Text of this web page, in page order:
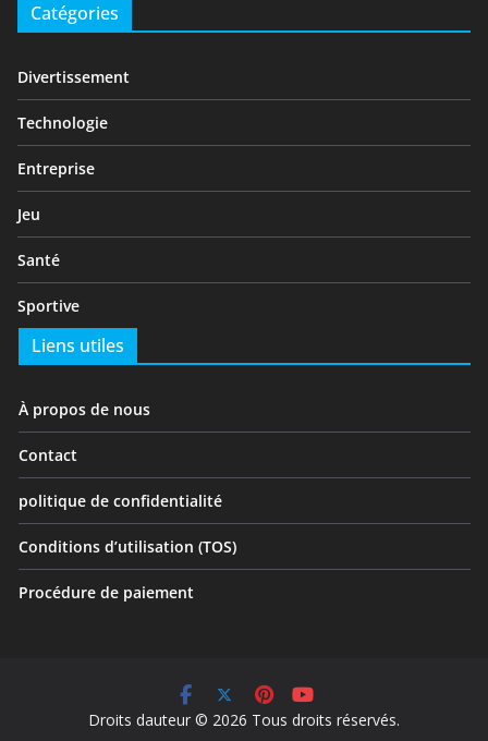
Catégories
Divertissement
Technologie
Entreprise
Jeu
Santé
Sportive
Liens utiles
À propos de nous
Contact
politique de confidentialité
Conditions d’utilisation (TOS)
Procédure de paiement
Droits dauteur © 2026 Tous droits réservés.